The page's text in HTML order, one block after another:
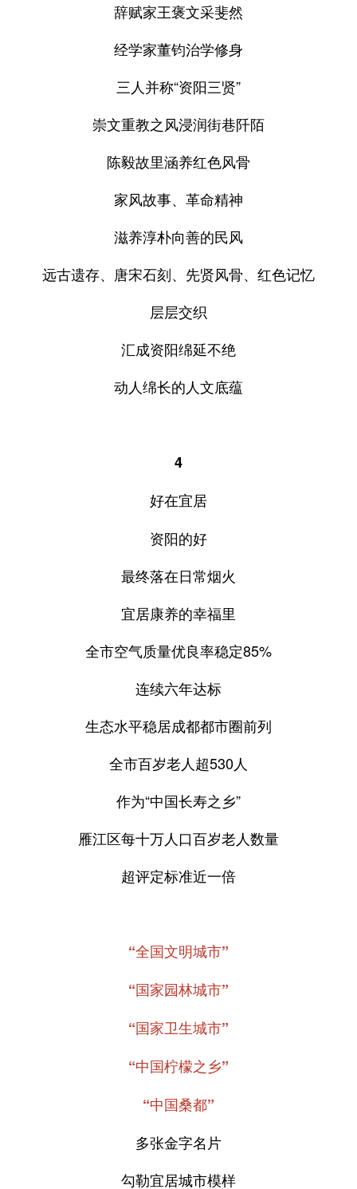
辞赋家王褒文采斐然
经学家董钧治学修身
三人并称“资阳三贤”
崇文重教之风浸润街巷阡陌
陈毅故里涵养红色风骨
家风故事、革命精神
滋养淳朴向善的民风
远古遗存、唐宋石刻、先贤风骨、红色记忆
层层交织
汇成资阳绵延不绝
动人绵长的人文底蕴
4
好在宜居
资阳的好
最终落在日常烟火
宜居康养的幸福里
全市空气质量优良率稳定85%
连续六年达标
生态水平稳居成都都市圈前列
全市百岁老人超530人
作为“中国长寿之乡”
雁江区每十万人口百岁老人数量
超评定标准近一倍
“全国文明城市”
“国家园林城市”
“国家卫生城市”
“中国柠檬之乡”
“中国桑都”
多张金字名片
勾勒宜居城市模样